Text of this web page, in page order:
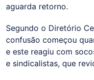
aguarda retorno.
Segundo o Diretório
confusão começou
e este reagiu com
e sindicalistas, que